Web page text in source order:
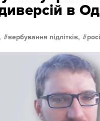
в
вербування підлітків,